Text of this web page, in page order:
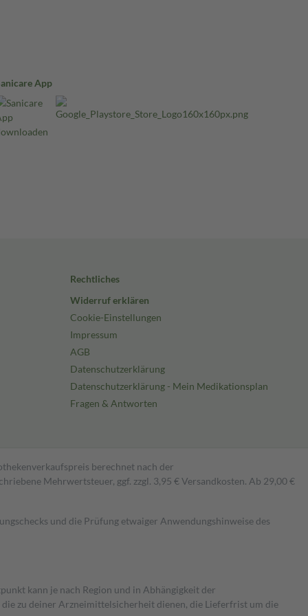
App
Rechtliches
Widerruf erklären
Cookie-Einstellungen
Impressum
AGB
Datenschutzerklärung
Datenschutzerklärung - Mein Medikationsplan
Fragen & Antworten
berechnet nach der
Mehrwertsteuer, ggf. zzgl. 3,95 € Versandkosten. Ab 29,00 €
und die Prüfung etwaiger Anwendungshinweise des
kann je nach Region und in Abhängigkeit der
zu deiner Arzneimittelsicherheit dienen, die Lieferfrist um die